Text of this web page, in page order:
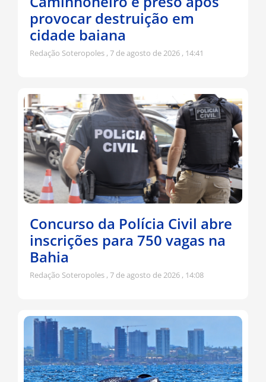
provocar destruição em
cidade baiana
Redação Soteropoles 7 de agosto de 2026 14:41
Concurso da Polícia Civil abre
inscrições para 750 vagas na
Bahia
Redação Soteropoles 7 de agosto de 2026 14:08